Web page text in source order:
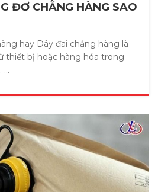
ĐƠ CHẰNG HÀNG SAO
hay Dây đai chằng hàng là
thiết bị hoặc hàng hóa trong